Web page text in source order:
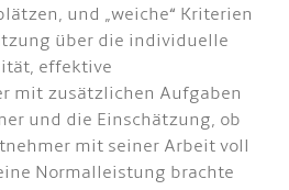
und „weiche“ Kriterien
über die individuelle
effektive
mit zusätzlichen Aufgaben
und die Einschätzung, ob
mit seiner Arbeit voll
Normalleistung brachte